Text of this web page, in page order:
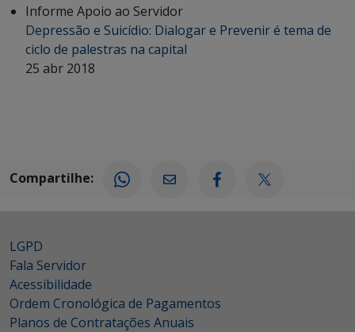
Informe Apoio ao Servidor
Depressão e Suicídio: Dialogar e Prevenir é tema de
ciclo de palestras na capital
25 abr 2018
Compartilhe:
LGPD
Fala Servidor
Acessibilidade
Ordem Cronológica de Pagamentos
Planos de Contratações Anuais